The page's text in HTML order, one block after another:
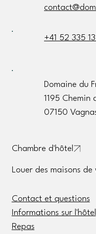
+41 52 335
Domaine du
1195 Chemin
07150
Chambre d'hôtel
Louer des maisons de
Contact et questions
Informations sur l'hôtel
Repas